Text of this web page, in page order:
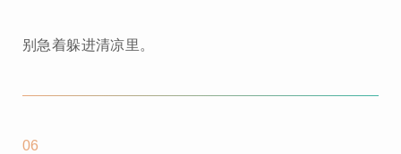
别急着躲进清凉里。
06